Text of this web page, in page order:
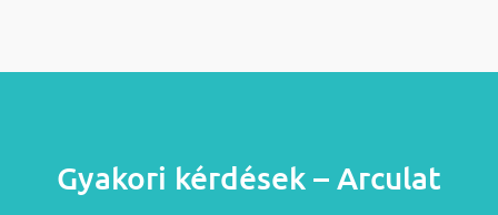
Gyakori kérdések – Arculat